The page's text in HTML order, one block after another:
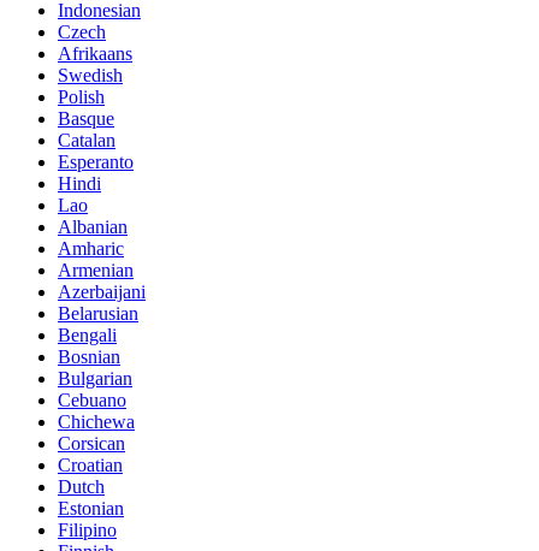
Indonesian
Czech
Afrikaans
Swedish
Polish
Basque
Catalan
Esperanto
Hindi
Lao
Albanian
Amharic
Armenian
Azerbaijani
Belarusian
Bengali
Bosnian
Bulgarian
Cebuano
Chichewa
Corsican
Croatian
Dutch
Estonian
Filipino